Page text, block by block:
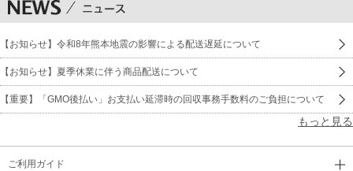
【お知らせ】令和8年熊本地震の影響による配送遅延について
【お知らせ】夏季休業に伴う商品配送について
【重要】「GMO後払い」お支払い延滞時の回収事務手数料のご負担について
もっと見る
ご利用ガイド